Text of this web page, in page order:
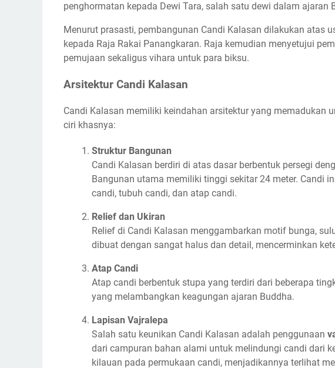
penghormatan kepada Dewi Tara, salah satu dewi dalam ajaran
Menurut prasasti, pembangunan Candi Kalasan dilakukan atas
kepada Raja Rakai Panangkaran. Raja kemudian menyetujui
pemujaan sekaligus vihara untuk para biksu.
Arsitektur Candi Kalasan
Candi Kalasan memiliki keindahan arsitektur yang memadukan
ciri khasnya:
Struktur Bangunan
Candi Kalasan berdiri di atas dasar berbentuk persegi
Bangunan utama memiliki tinggi sekitar 24 meter. Candi
candi, tubuh candi, dan atap candi.
Relief dan Ukiran
Relief di Candi Kalasan menggambarkan motif bunga,
dibuat dengan sangat halus dan detail, mencerminkan
Atap Candi
Atap candi berbentuk stupa yang terdiri dari beberapa
yang melambangkan keagungan ajaran Buddha.
Lapisan Vajralepa
Salah satu keunikan Candi Kalasan adalah penggunaan
dari campuran bahan alami untuk melindungi candi dari
kilauan pada permukaan candi, menjadikannya terlihat